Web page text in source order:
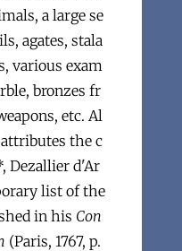
a large se
agates, stala
various exam
bronzes fr
etc. Al
the c
Dezallier d'Ar
list of the
in his Con
(Paris, 1767, p.